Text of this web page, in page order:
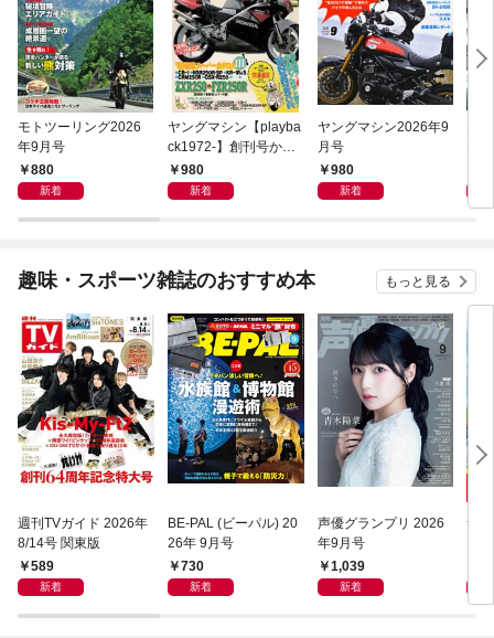
モトツーリング2026
年9月号
880
新着
ヤングマシン【playba
ck1972-】創刊号から
振り返る昭和～平成の
熱き時代 1989年5月号
980
新着
ヤングマシン2026年9
月号
980
新着
趣味・スポーツ雑誌のおすすめ本 もっと見る
週刊TVガイド 2026年
8/14号 関東版
589
新着
BE-PAL (ビーパル) 20
26年 9月号
730
新着
声優グランプリ 2026
年9月号
1,039
新着
サ